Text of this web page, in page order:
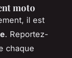
moto
il est
. Reportez-
chaque